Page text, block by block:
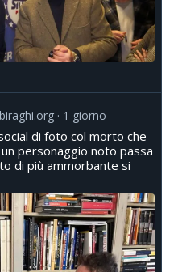
1 giorno
di foto col morto che
personaggio noto passa
di più ammorbante si